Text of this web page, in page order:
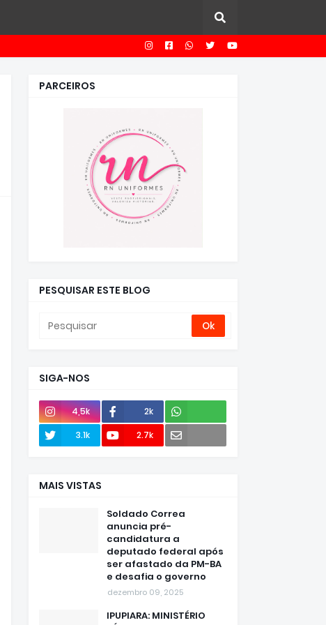
PARCEIROS
PESQUISAR ESTE BLOG
SIGA-NOS
4,5k
2k
3.1k
2.7k
MAIS VISTAS
Soldado Correa
anuncia pré-
candidatura a
deputado federal após
ser afastado da PM-BA
e desafia o governo
dezembro 09, 2025
IPUPIARA: MINISTÉRIO